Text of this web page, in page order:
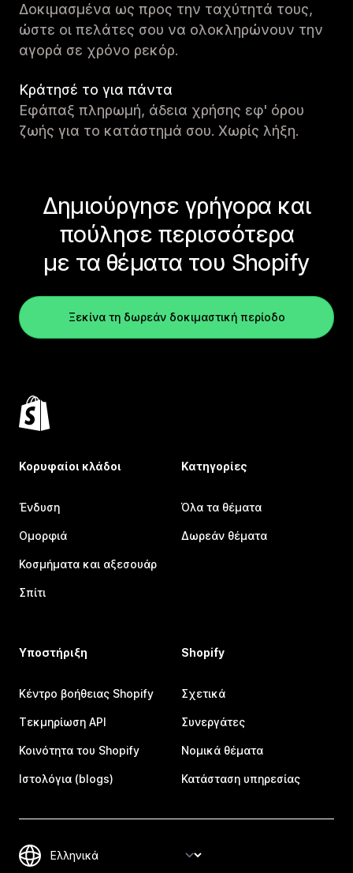
Δοκιμασμένα ως προς την ταχύτητά τους,
ώστε οι πελάτες σου να ολοκληρώνουν την
αγορά σε χρόνο ρεκόρ.
Κράτησέ το για πάντα
Εφάπαξ πληρωμή, άδεια χρήσης εφ' όρου
ζωής για το κατάστημά σου. Χωρίς λήξη.
Δημιούργησε γρήγορα και
πούλησε περισσότερα
με τα θέματα του Shopify
Ξεκίνα τη δωρεάν δοκιμαστική περίοδο
Κορυφαίοι κλάδοι
Ένδυση
Ομορφιά
Κοσμήματα και αξεσουάρ
Σπίτι
Κατηγορίες
Όλα τα θέματα
Δωρεάν θέματα
Υποστήριξη
Κέντρο βοήθειας Shopify
Τεκμηρίωση API
Κοινότητα του Shopify
Ιστολόγια (blogs)
Shopify
Σχετικά
Συνεργάτες
Νομικά θέματα
Κατάσταση υπηρεσίας